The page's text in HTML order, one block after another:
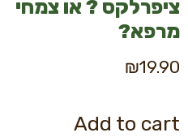
ציפרלקס ? או צמחי
מרפא?
₪19.90
Add to cart